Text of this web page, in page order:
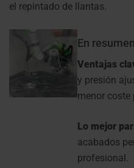
el repintado de llantas.
En
Ventajas
y presión
menor coste
Lo mejor
acabados
profesional.